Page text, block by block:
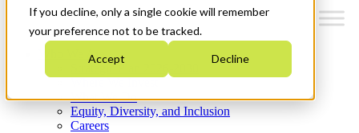
If you decline, only a single cookie will remember
your preference not to be tracked.
Accept Decline
Who We Are
Strategic Plan 2026-2030
What We Do
Equity, Diversity, and Inclusion
Careers